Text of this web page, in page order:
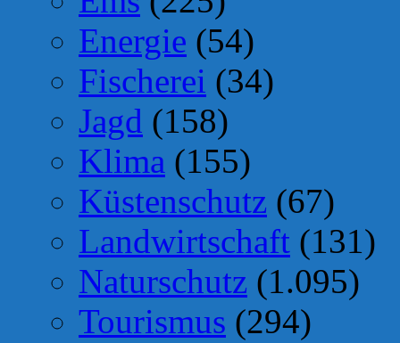
Energie (54)
Fischerei (34)
Jagd (158)
Klima (155)
Küstenschutz (67)
Landwirtschaft (131)
Naturschutz (1.095)
Tourismus (294)